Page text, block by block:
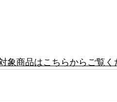
象商品はこちらからご覧く